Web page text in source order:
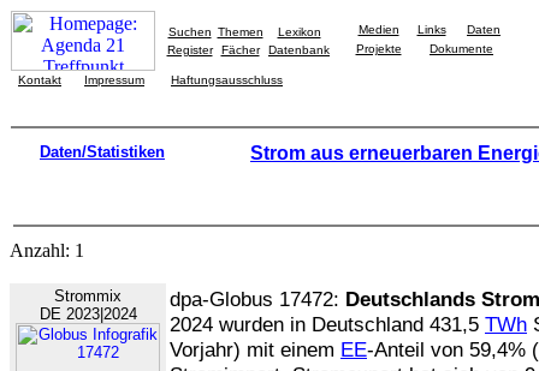
Suchen Themen
Lexikon
Register
Fächer Datenbank
Medien Links
Daten
Projekte
Dokumente
Kontakt Impressum Haftungsausschluss
Daten/Statistiken Strom aus erneuerbaren
Anzahl: 1
Strommix
DE 2023|2024
dpa-Globus 17472: Deutschlands
2024 wurden in Deutschland 431,5 TWh
Vorjahr) mit einem EE-Anteil von 59,4%